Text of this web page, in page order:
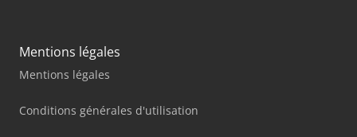
Mentions légales
Mentions légales
Conditions générales d'utilisation